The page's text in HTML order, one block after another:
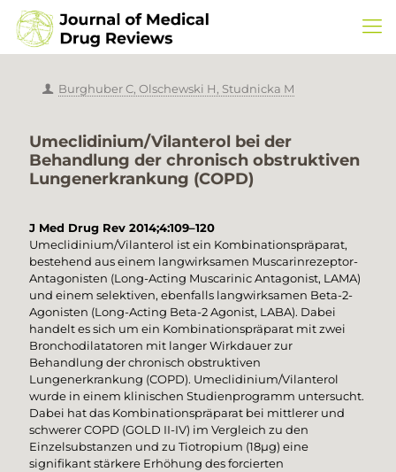
Burghuber C, Olschewski H, Studnicka M
Umeclidinium/Vilanterol bei der
Behandlung der chronisch obstruktiven
Lungenerkrankung (COPD)
J Med Drug Rev 2014;4:109–120
Umeclidinium/Vilanterol ist ein Kombinationspräparat,
bestehend aus einem langwirksamen Muscarinrezeptor-
Antagonisten (Long-Acting Muscarinic Antagonist, LAMA)
und einem selektiven, ebenfalls langwirksamen Beta-2-
Agonisten (Long-Acting Beta-2 Agonist, LABA). Dabei
handelt es sich um ein Kombinationspräparat mit zwei
Bronchodilatatoren mit langer Wirkdauer zur
Behandlung der chronisch obstruktiven
Lungenerkrankung (COPD). Umeclidinium/Vilanterol
wurde in einem klinischen Studienprogramm untersucht.
Dabei hat das Kombinationspräparat bei mittlerer und
schwerer COPD (GOLD II-IV) im Vergleich zu den
Einzelsubstanzen und zu Tiotropium (18µg) eine
signifikant stärkere Erhöhung des forcierten